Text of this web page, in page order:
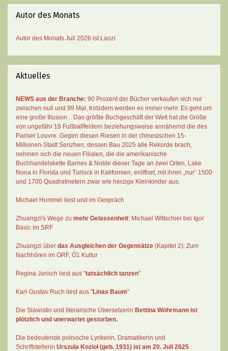
Autor des Monats
Autor des Monats Juli 2026 ist Laozi
Aktuelles
NEWS aus der Branche: 90 Prozent der Bücher verkaufen sich nur
zwischen null und 99 Mal , trotzdem werden es immer mehr. Es geht um
eine große Illusion... Das größte Buchgeschäft der Welt hat die Größe
von ungefähr 18 Fußballfeldern beziehungsweise annähernd die des
Pariser Louvre. Gegen diesen Riesen in der chinesischen 15-
Millionen-Stadt Senzhen, dessen Bau 2025 alle Rekorde brach,
nehmen sich die neuen Filialen, die die amerikanische
Buchhandelskette Barnes & Noble dieser Tage an zwei Orten, Lake
Nona in Florida und Turlock in Kalifornien, eröffnet, mit ihren „nur“ 1500
und 1700 Quadratmetern zwar wie herzige Kleinkinder aus.
Michael Hummel liest und im Gespräch
Zhuangzi's Wege zu mehr Gelassenheit: Michael Wittschier bei Igor
Basic im SRF
Zhuangzi über das Ausgleichen der Gegensätze (Kapitel 2): Zum
Nachhören im ORF, Ö1 Kultur
Regina Jarisch liest aus "tatsächlich tanzen"
Karl-Gustav Ruch liest aus "Linas Baum"
Die Slawistin und literarische Übersetzerin Bettina Wöhrmann ist
plötzlich und unerwartet gestorben.
Die bedeutende polnische Lyrikerin, Dramatikerin und
Schriftstellerin Urszula Kozioł (geb. 1931) ist am 20. Juli 2025